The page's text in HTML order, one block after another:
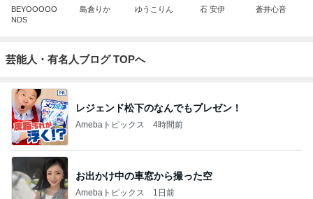
BEYOOOOO
NDS
島倉りか ゆうこりん 石 安伊 蒼井心音
芸能人・有名人ブログ TOPへ
レジェンド松下のなんでもプレゼン！
Amebaトピックス 4時間前
お出かけ中の車窓から撮った空
Amebaトピックス 1日前